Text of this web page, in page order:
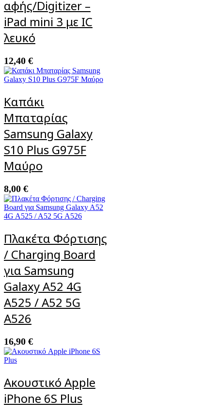
αφής/Digitizer –
iPad mini 3 με IC
λευκό
12,40 €
Καπάκι
Μπαταρίας
Samsung Galaxy
S10 Plus G975F
Μαύρο
8,00 €
Πλακέτα Φόρτισης
/ Charging Board
για Samsung
Galaxy A52 4G
A525 / A52 5G
A526
16,90 €
Ακουστικό Apple
iPhone 6S Plus